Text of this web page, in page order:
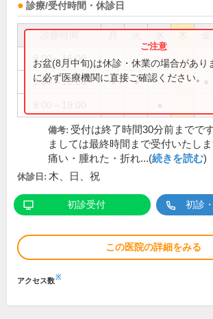
診療/受付時間・休診日
9:00～16:00
9:00～18:30 ● ●
お盆(8月中旬)は休診・休業の場合があり
に必ず医療機関に直接ご確認ください。
備考: 受付は終了時間30分前までで
ましては最終時間まで受付いたしま
痛い・腫れた・折れ...(続きを読む)
休診日: 木、日、祝
初診受付 初診
この医院の詳細をみる
アクセス数※